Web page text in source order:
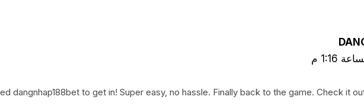
dangnhap188bet to get in! Super easy, no hassle. Finally back to the game. Check it